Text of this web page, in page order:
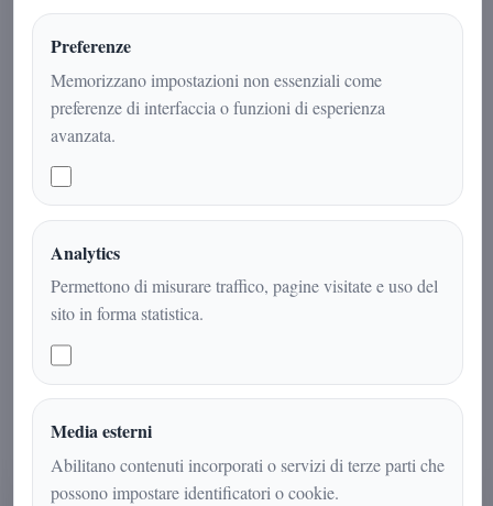
Grande partecipazione tra Napoli e
Salerno per gli eventi di Futuro
Nazionale: entusiasmo e radicamento
territoriale rilanciano il ruolo di
Bruno Esposito
AUDIO ARTICOLO
Preferenze
Memorizzano impostazioni non essenziali come
preferenze di interfaccia o funzioni di esperienza
avanzata.
Analytics
Permettono di misurare traffico, pagine visitate e uso del
sito in forma statistica.
Media esterni
Abilitano contenuti incorporati o servizi di terze parti che
possono impostare identificatori o cookie.